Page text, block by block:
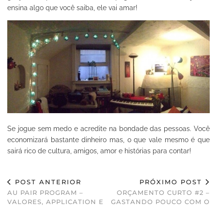
ensina algo que você saiba, ele vai amar!
Se jogue sem medo e acredite na bondade das pessoas. Você
economizará bastante dinheiro mas, o que vale mesmo é que
sairá rico de cultura, amigos, amor e histórias para contar!
POST ANTERIOR
AU PAIR PROGRAM –
VALORES, APPLICATION E
PRÓXIMO POST
ORÇAMENTO CURTO #2 –
GASTANDO POUCO COM O